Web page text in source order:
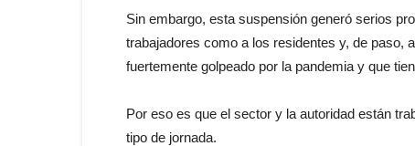
Sin embargo, esta suspensión generó serios
trabajadores como a los residentes y, de paso,
fuertemente golpeado por la pandemia y que
Por eso es que el sector y la autoridad están
tipo de jornada.